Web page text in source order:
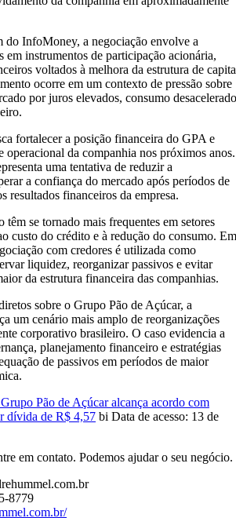
do InfoMoney, a negociação envolve a
em instrumentos de participação acionária,
voltados à melhora da estrutura de
ocorre em um contexto de pressão sobre
por juros elevados, consumo desacelerado
fortalecer a posição financeira do GPA e
operacional da companhia nos próximos anos.
uma tentativa de reduzir a
a confiança do mercado após períodos de
resultados financeiros da empresa.
têm se tornado mais frequentes em setores
custo do crédito e à redução do consumo. Em
com credores é utilizada como
liquidez, reorganizar passivos e evitar
da estrutura financeira das companhias.
sobre o Grupo Pão de Açúcar, a
um cenário mais amplo de reorganizações
corporativo brasileiro. O caso evidencia a
planejamento financeiro e estratégias
de passivos em períodos de maior
Pão de Açúcar alcança acordo com
dívida de R$ 4,57 bi Data de acesso: 13 de
em contato. Podemos ajudar o seu negócio.
8779